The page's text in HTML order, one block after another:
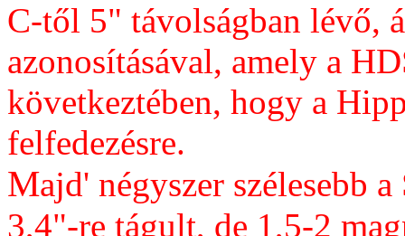
C-től 5" távolságban lévő,
azonosításával, amely a
következtében, hogy a
felfedezésre.
Majd' négyszer szélesebb
3,4"-re tágult, de 1,5-2